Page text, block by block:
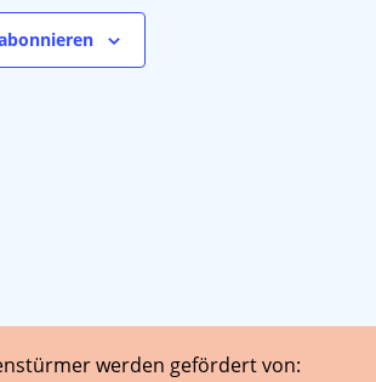
werden gefördert von: